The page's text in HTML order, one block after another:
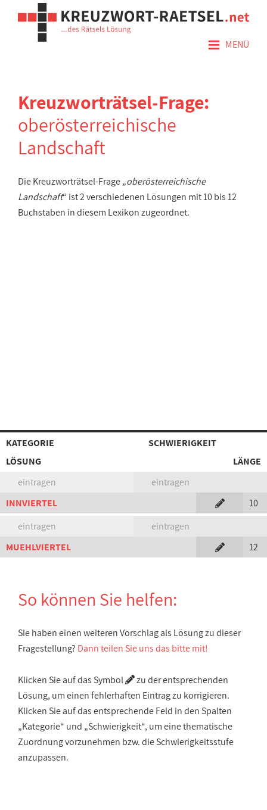
≡ MENÜ
Kreuzworträtsel-Frage:
oberösterreichische
Landschaft
Die Kreuzworträtsel-Frage „oberösterreichische
Landschaft“ ist 2 verschiedenen Lösungen mit 10 bis 12
Buchstaben in diesem Lexikon zugeordnet.
KATEGORIE
SCHWIERIGKEIT
LÖSUNG
LÄNGE
eintragen
eintragen
INNVIERTEL
10
eintragen
eintragen
MUEHLVIERTEL
12
So können Sie helfen:
Sie haben einen weiteren Vorschlag als Lösung zu dieser
Fragestellung? Dann teilen Sie uns das bitte mit!
Klicken Sie auf das Symbol
zu der entsprechenden
Lösung, um einen fehlerhaften Eintrag zu korrigieren.
Klicken Sie auf das entsprechende Feld in den Spalten
„Kategorie“ und „Schwierigkeit“, um eine thematische
Zuordnung vorzunehmen bzw. die Schwierigkeitsstufe
anzupassen.